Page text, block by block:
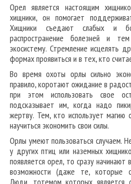
Орел является настоящим
хищники, он помогает
Хищники съедают слабых и
распространение болезней и
экосистему. Стремление исцелять
формах проявиться и в тех, кто
Во время охоты орлы сильно
правило, коротают ожидание в
при этом использовать свое
подсказывает им, когда надо
жертву. Тем, кто использует магию
научиться экономить свои силы.
Орлы умеют пользоваться случаем.
у других птиц или наземных
появляется орел, то сразу начинают
возможности (даже те, которые